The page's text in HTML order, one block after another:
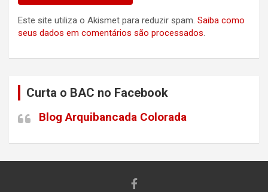
Este site utiliza o Akismet para reduzir spam. Saiba como
seus dados em comentários são processados.
Curta o BAC no Facebook
Blog Arquibancada Colorada